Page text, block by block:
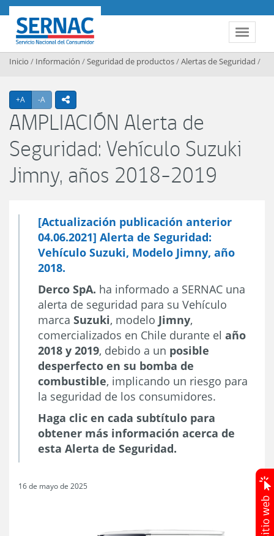
Contenido principal
Toggle
SERNAC
Inicio / Información /Seguridad de productos/Alertas de Seguridad /
+A Agrandar texto
-A Achicar textoicono compartir
AMPLIACIÓN Alerta de
Seguridad: Vehículo Suzuki
Jimny, años 2018-2019
[Actualización publicación anterior
04.06.2021] Alerta de Seguridad:
Vehículo Suzuki, Modelo Jimny, año
2018.
Derco SpA. ha informado a SERNAC una
alerta de seguridad para su Vehículo
marca Suzuki, modelo Jimny,
comercializados en Chile durante el año
2018 y 2019, debido a un posible
desperfecto en su bomba de
combustible, implicando un riesgo para
la seguridad de los consumidores.
Haga clic en cada subtítulo para
obtener más información acerca de
esta Alerta de Seguridad.
16 de mayo de 2025